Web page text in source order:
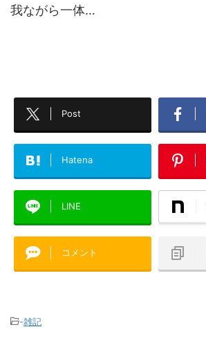
我ながら一体…
Post
Hatena
LINE
コメント
-雑記